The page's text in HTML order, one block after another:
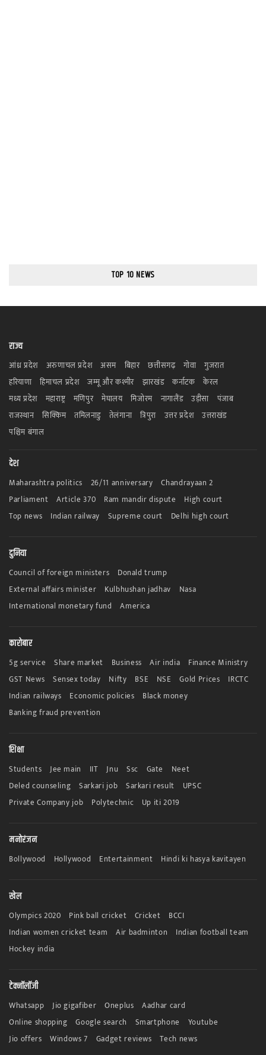
TOP 10 NEWS
राज्य
आंध्र प्रदेश अरुणाचल प्रदेश असम बिहार छत्तीसगढ़ गोवा
गुजरात
हरियाणा
हिमाचल प्रदेश जम्मू और कश्मीर झारखंड कर्नाटक
केरल
मध्य प्रदेश
महाराष्ट्र मणिपुर मेघालय मिजोरम नागालैंड उड़ीसा
पंजाब
राजस्थान
सिक्किम तमिलनाडु तेलंगाना त्रिपुरा उत्तर प्रदेश
उत्तराखंड
पश्चिम बंगाल
देश
Maharashtra politics 26/11 anniversary
Chandrayaan 2
Parliament
Article 370 Ram mandir dispute
High court
Top news
Indian railway Supreme court Delhi high court
दुनिया
Council of foreign ministers
Donald trump
External affairs minister
Kulbhushan jadhav
Nasa
International monetary fund
America
कारोबार
5g service Share market Business Air india
Finance Ministry
GST News
Sensex today Nifty BSE NSE Gold Prices
IRCTC
Indian railways
Economic policies
Black money
Banking fraud prevention
शिक्षा
Students Jee main IIT Jnu Ssc Gate
Neet
Deled counseling
Sarkari job Sarkari result
UPSC
Private Company job
Polytechnic Up iti 2019
मनोरंजन
Bollywood Hollywood Entertainment Hindi ki hasya kavitayen
खेल
Olympics 2020 Pink ball cricket Cricket
BCCI
Indian women cricket team
Air badminton
Indian football team
Hockey india
टेक्नॉलॉजी
Whatsapp Jio gigafiber Oneplus
Aadhar card
Online shopping
Google search Smartphone
Youtube
Jio offers
Windows 7 Gadget reviews Tech news